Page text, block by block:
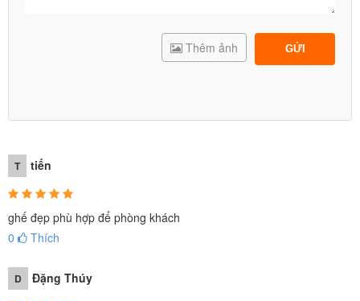
- Một van kết hợp với khe hở rất rộng đảm bảo sự căng lên nhanh
chóng và xì hơi ra khi cất sản phẩm an toàn, gia tăng độ bền cho
GỬI
Thêm ảnh
T tiến
ghế đẹp phù hợp để phòng khách
0
Thích
D Đặng Thúy